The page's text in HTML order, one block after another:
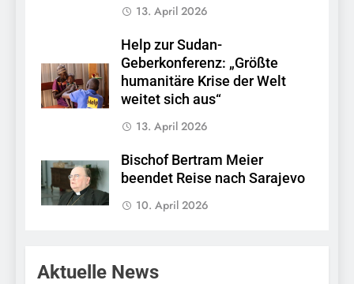
13. April 2026
Help zur Sudan-
Geberkonferenz: „Größte
humanitäre Krise der Welt
weitet sich aus“
13. April 2026
Bischof Bertram Meier
beendet Reise nach Sarajevo
10. April 2026
Aktuelle News